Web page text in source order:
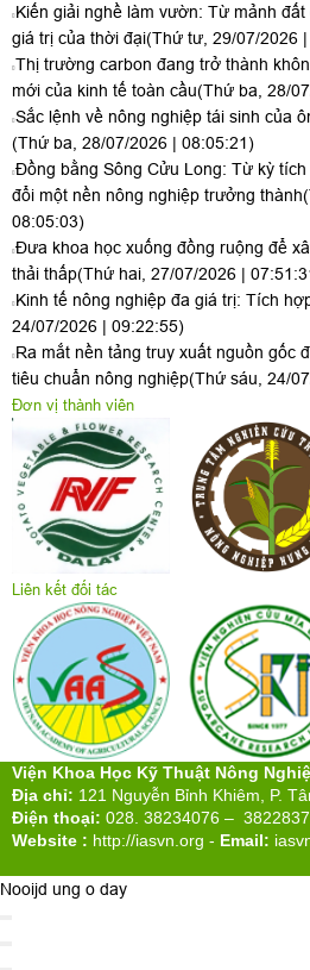
Kiến giải nghề làm vườn: Từ mảnh
giá trị của thời đại(Thứ tư, 29/07/2026
Thị trường carbon đang trở thành
mới của kinh tế toàn cầu(Thứ ba, 28/
Sắc lệnh về nông nghiệp tái sinh của
(Thứ ba, 28/07/2026 | 08:05:21)
Đồng bằng Sông Cửu Long: Từ kỳ
đổi một nền nông nghiệp trưởng thành
08:05:03)
Đưa khoa học xuống đồng ruộng để
thải thấp(Thứ hai, 27/07/2026 |
Kinh tế nông nghiệp đa giá trị: Tích
24/07/2026 | 09:22:55)
Ra mắt nền tảng truy xuất nguồn gốc
tiêu chuẩn nông nghiệp(Thứ sáu, 24/
Đơn vị thành viên
Liên kết đối tác
Viện Khoa Học Kỹ Thuật Nông
Địa chỉ: 121 Nguyễn Bỉnh Khiêm, P.
Điện thoại: 028. 38234076 –
Website : http://iasvn.org - Email:
Nooijd ung o day